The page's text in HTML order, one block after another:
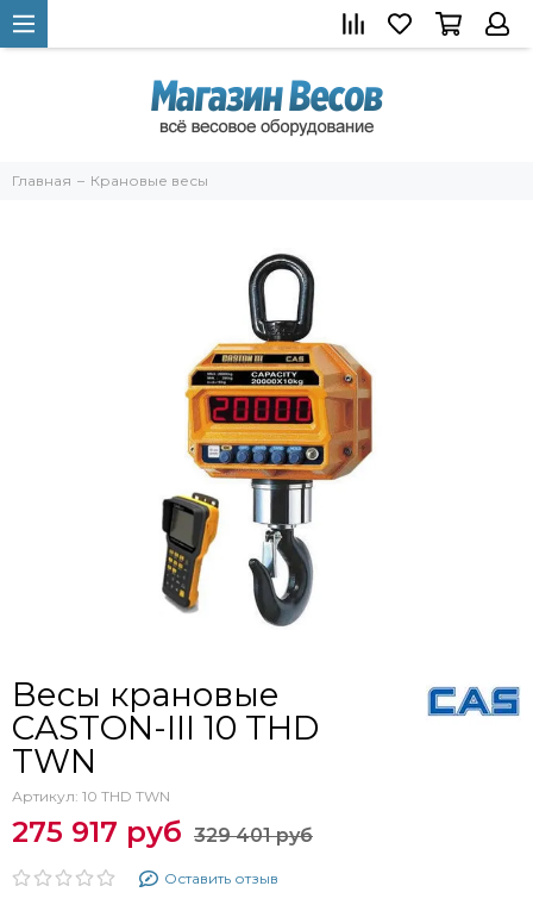
Главная Крановые весы
Весы крановые
CASTON-III 10 THD
TWN
Артикул: 10 THD TWN
275 917 руб 329 401 руб
Оставить отзыв